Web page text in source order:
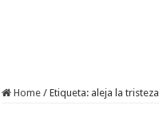
Home / Etiqueta: aleja la tristeza